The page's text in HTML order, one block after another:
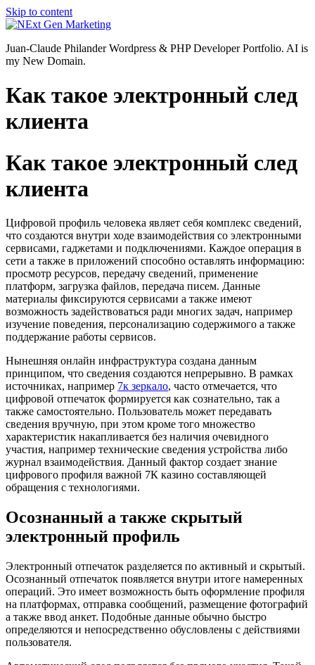
Skip to content
Juan-Claude Philander Wordpress & PHP Developer Portfolio. AI is
my New Domain.
Как такое электронный след
клиента
Как такое электронный след
клиента
Цифровой профиль человека являет себя комплекс сведений,
что создаются внутри ходе взаимодействия со электронными
сервисами, гаджетами и подключениями. Каждое операция в
сети а также в приложений способно оставлять информацию:
просмотр ресурсов, передачу сведений, применение
платформ, загрузка файлов, передача писем. Данные
материалы фиксируются сервисами а также имеют
возможность задействоваться ради многих задач, например
изучение поведения, персонализацию содержимого а также
поддержание работы сервисов.
Нынешняя онлайн инфраструктура создана данным
принципом, что сведения создаются непрерывно. В рамках
источниках, например 7к зеркало, часто отмечается, что
цифровой отпечаток формируется как сознательно, так а
также самостоятельно. Пользователь может передавать
сведения вручную, при этом кроме того множество
характеристик накапливается без наличия очевидного
участия, например технические сведения устройства либо
журнал взаимодействия. Данный фактор создает знание
цифрового профиля важной 7К казино составляющей
обращения с технологиями.
Осознанный а также скрытый
электронный профиль
Электронный отпечаток разделяется по активный и скрытый.
Осознанный отпечаток появляется внутри итоге намеренных
операций. Это имеет возможность быть оформление профиля
на платформах, отправка сообщений, размещение фотографий
а также ввод анкет. Подобные данные обычно быстро
определяются и непосредственно обусловлены с действиями
пользователя.